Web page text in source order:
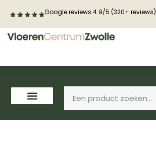
Google reviews 4.9/5 (320+ reviews)